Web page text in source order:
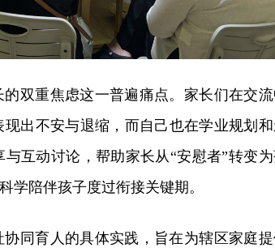
双重焦虑这一普遍痛点。家长们在交
出不安与退缩，而自己也在学业规划
互动讨论，帮助家长从“安慰者”转变
学陪伴孩子度过衔接关键期。
同育人的具体实践，旨在为辖区家庭